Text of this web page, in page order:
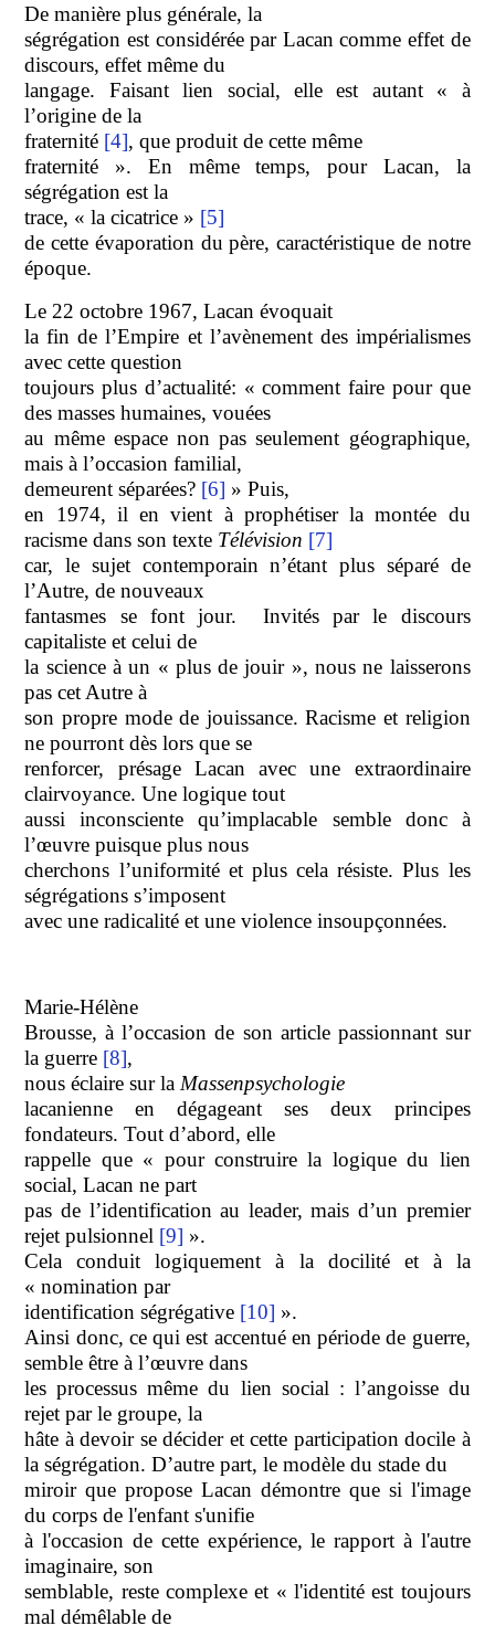
De manière plus générale, la
ségrégation est considérée par Lacan comme effet de
discours, effet même du
langage. Faisant lien social, elle est autant « à
l’origine de la
fraternité [4], que produit de cette même
fraternité ». En même temps, pour Lacan, la
ségrégation est la
trace, « la cicatrice » [5]
de cette évaporation du père, caractéristique de notre
époque.
Le 22 octobre 1967, Lacan évoquait
la fin de l’Empire et l’avènement des impérialismes
avec cette question
toujours plus d’actualité: « comment faire pour que
des masses humaines, vouées
au même espace non pas seulement géographique,
mais à l’occasion familial,
demeurent séparées? [6] »Puis,
en 1974, il en vient à prophétiser la montée du
racisme dans son texte Télévision [7]
car, le sujet contemporain n’étant plus séparé de
l’Autre, de nouveaux
fantasmes se font jour. Invités par le discours
capitaliste et celui de
la science à un « plus de jouir », nous ne laisserons
pas cet Autre à
son propre mode de jouissance. Racisme et religion
ne pourront dès lors que se
renforcer, présage Lacan avec une extraordinaire
clairvoyance. Une logique tout
aussi inconsciente qu’implacable semble donc à
l’œuvre puisque plus nous
cherchons l’uniformité et plus cela résiste. Plus les
ségrégations s’imposent
avec une radicalité et une violence insoupçonnées.
Marie-Hélène
Brousse, à l’occasion de son article passionnant sur
la guerre [8],
nous éclaire sur la Massenpsychologie
lacanienne en dégageant ses deux principes
fondateurs. Tout d’abord, elle
rappelle que « pour construire la logique du lien
social, Lacan ne part
pas de l’identification au leader, mais d’un premier
rejet pulsionnel [9] ».
Cela conduit logiquement à la docilité et à la
« nomination par
identification ségrégative [10] ».
Ainsi donc, ce qui est accentué en période de guerre,
semble être à l’œuvre dans
les processus même du lien social : l’angoisse du
rejet par le groupe, la
hâte à devoir se décider et cette participation docile à
la ségrégation. D’autre part, le modèle du stade du
miroir que propose Lacan démontre que si l'image
du corps de l'enfant s'unifie
à l'occasion de cette expérience, le rapport à l'autre
imaginaire, son
semblable, reste complexe et « l'identité est toujours
mal démêlable de